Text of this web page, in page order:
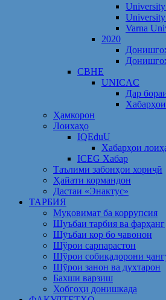
Varna
2020
CBHE
UNICAC
Дар
Ҳамкорон
Лоихаҳо
IQEduU
Хабарҳои
ICEG Хабар
Таълими забонҳои хориҷӣ
Ҳайати кормандон
Дастаи «Энактус»
ТАРБИЯ
Муқовимат ба коррупсия
Шуъбаи тарбия ва фарҳанг
Шӯъбаи кор бо ҷавонон
Шўрои сарпарастон
Шўрои собиқадорони
Шӯрои занон ва духтарон
Бахши варзиш
Хобгоҳи донишкада